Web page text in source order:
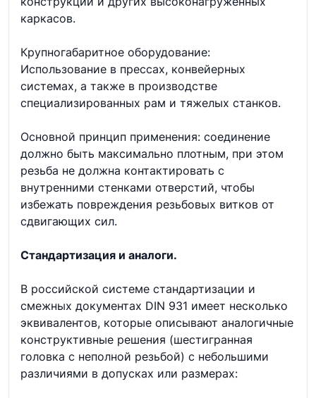
каркасов.
Крупногабаритное оборудование:
Использование в прессах, конвейерных
системах, а также в производстве
специализированных рам и тяжелых станков.
Основной принцип применения: соединение
должно быть максимально плотным, при этом
резьба не должна контактировать с
внутренними стенками отверстий, чтобы
избежать повреждения резьбовых витков от
сдвигающих сил.
Стандартизация и аналоги.
В российской системе стандартизации и
смежных документах DIN 931 имеет несколько
эквивалентов, которые описывают аналогичные
конструктивные решения (шестигранная
головка с неполной резьбой) с небольшими
различиями в допусках или размерах: